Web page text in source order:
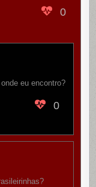
0
eu encontro?
0